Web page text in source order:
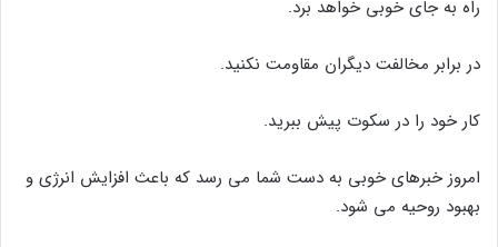
راه به جای خوبی خواهد برد.
در برابر مخالفت دیگران مقاومت نکنید.
کار خود را در سکوت پیش ببرید.
امروز خبرهای خوبی به دست شما می رسد که باعث افزایش انرژی و
بهبود روحیه می شود.